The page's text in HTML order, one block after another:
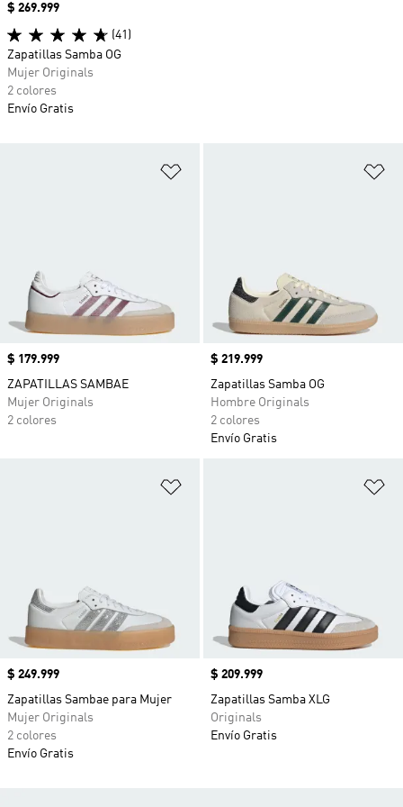
Precio
$ 179.999
ZAPATILLAS SAMBAE
Mujer Originals
2 colores
Precio
$ 219.999
Zapatillas Samba OG
Hombre Originals
2 colores
Envío Gratis
Precio
$ 249.999
Zapatillas Sambae para Mujer
Mujer Originals
2 colores
Envío Gratis
Precio
$ 209.999
Zapatillas Samba XLG
Originals
Envío Gratis
Precio
$ 269.999
(41)
Zapatillas Samba OG
Mujer Originals
2 colores
Envío Gratis